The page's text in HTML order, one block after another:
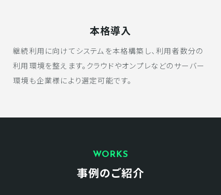
本格導入
継続利用に向けてシステムを本格構築し、利用者数分の
利用環境を整えます。クラウドやオンプレなどのサーバー
環境も企業様により選定可能です。
WORKS
事例のご紹介